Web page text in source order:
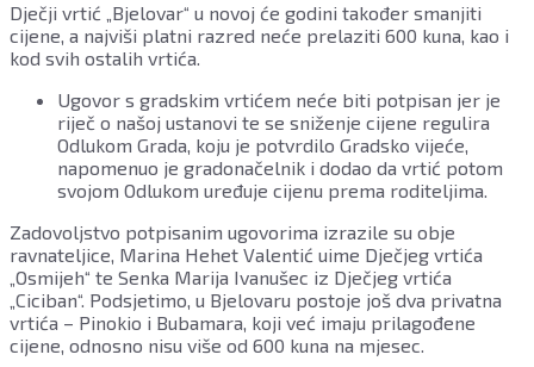
Dječji vrtić „Bjelovar“ u novoj će godini također smanjiti
cijene, a najviši platni razred neće prelaziti 600 kuna, kao i
kod svih ostalih vrtića.
Ugovor s gradskim vrtićem neće biti potpisan jer je
riječ o našoj ustanovi te se sniženje cijene regulira
Odlukom Grada, koju je potvrdilo Gradsko vijeće,
napomenuo je gradonačelnik i dodao da vrtić potom
svojom Odlukom uređuje cijenu prema roditeljima.
Zadovoljstvo potpisanim ugovorima izrazile su obje
ravnateljice, Marina Hehet Valentić uime Dječjeg vrtića
„Osmijeh“ te Senka Marija Ivanušec iz Dječjeg vrtića
„Ciciban“. Podsjetimo, u Bjelovaru postoje još dva privatna
vrtića – Pinokio i Bubamara, koji već imaju prilagođene
cijene, odnosno nisu više od 600 kuna na mjesec.